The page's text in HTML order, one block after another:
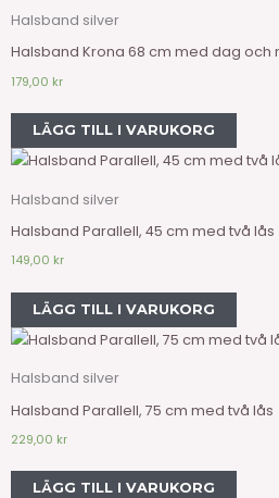
Halsband silver
Halsband Krona 68 cm med dag och
179,00 kr
LÄGG TILL I VARUKORG
Halsband silver
Halsband Parallell, 45 cm med två lås
149,00 kr
LÄGG TILL I VARUKORG
Halsband silver
Halsband Parallell, 75 cm med två lås
229,00 kr
LÄGG TILL I VARUKORG